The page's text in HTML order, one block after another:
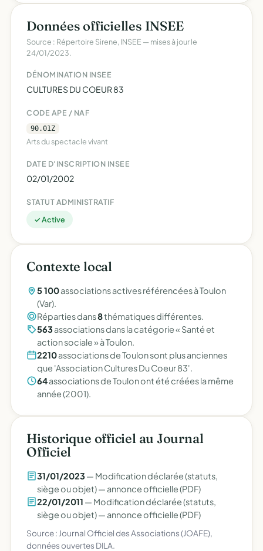
Données officielles INSEE
Source : Répertoire Sirene, INSEE — mises à jour le
24/01/2023.
DÉNOMINATION INSEE
CULTURES DU COEUR 83
CODE APE / NAF
90.01Z
Arts du spectacle vivant
DATE D'INSCRIPTION INSEE
02/01/2002
STATUT ADMINISTRATIF
✓ Active
Contexte local
5 100associations actives référencées à Toulon
(Var).
Réparties dans8thématiques différentes.
563associations dans la catégorie « Santé et
action sociale » à Toulon.
2210associations de Toulon sont plus anciennes
que 'Association Cultures Du Coeur 83'.
64associations de Toulon ont été créées la même
année (2001).
Historique officiel au Journal
Officiel
31/01/2023— Modification déclarée (statuts,
siège ou objet) — annonce officielle (PDF)
22/01/2011 — Modification déclarée (statuts,
siège ou objet) — annonce officielle (PDF)
Source : Journal Officiel des Associations (JOAFE),
données ouvertes DILA.